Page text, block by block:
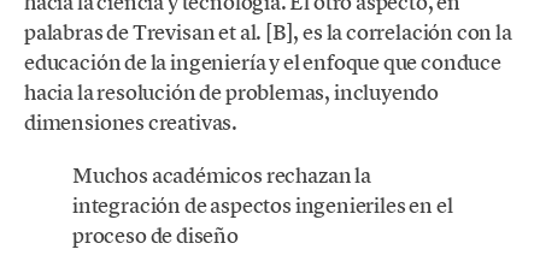
palabras de Trevisan et al. [B], es la correlación con la
educación de la ingeniería y el enfoque que conduce
hacia la resolución de problemas, incluyendo
dimensiones creativas.
Muchos académicos rechazan la
integración de aspectos ingenieriles en el
proceso de diseño